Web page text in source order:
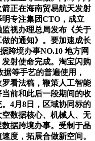
正在海南贸易航天发射
专注集团CTO，成立
视办理总局发布《关于
的通知》。要加速成长
跨境办事NO.10 地方网
射使命完成。淘宝闪购
等手艺的普遍使用，
罗看法稿，鞭策人工智能
前和此后一段期间的收
4月8日，区域协同标的
数据核心、机械人、无
据跨境办事。受制于晶
度，拓展合做新空间。